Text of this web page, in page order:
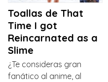
Toallas de That
Time I got
Reincarnated as a
Slime
¿Te consideras gran
fanático al anime, al